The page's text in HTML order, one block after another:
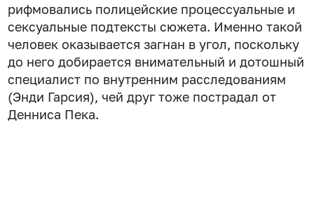
рифмовались полицейские процессуальные и
сексуальные подтексты сюжета. Именно такой
человек оказывается загнан в угол, поскольку
до него добирается внимательный и дотошный
специалист по внутренним расследованиям
(Энди Гарсия), чей друг тоже пострадал от
Денниса Пека.